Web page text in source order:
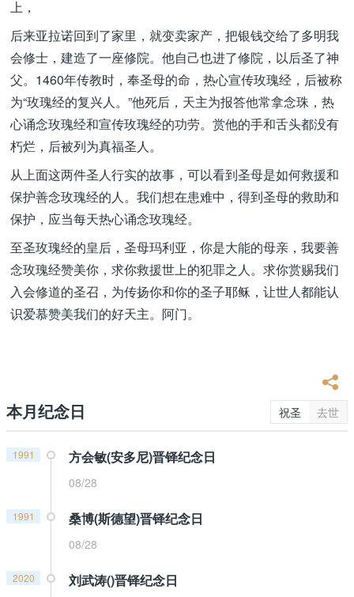
上，
后来亚拉诺回到了家里，就变卖家产，把银钱交给了多明我
会修士，建造了一座修院。他自己也进了修院，以后圣了神
父。1460年传教时，奉圣母的命，热心宣传玫瑰经，后被称
为“玫瑰经的复兴人。”他死后，天主为报答他常拿念珠，热
心诵念玫瑰经和宣传玫瑰经的功劳。赏他的手和舌头都没有
朽烂，后被列为真福圣人。
从上面这两件圣人行实的故事，可以看到圣母是如何救援和
保护善念玫瑰经的人。我们想在患难中，得到圣母的救助和
保护，应当每天热心诵念玫瑰经。
至圣玫瑰经的皇后，圣母玛利亚，你是大能的母亲，我要善
念玫瑰经赞美你，求你救援世上的犯罪之人。求你赏赐我们
入会修道的圣召，为传扬你和你的圣子耶稣，让世人都能认
识爱慕赞美我们的好天主。阿门。
本月纪念日 祝圣 去世
1991 方会敏(安多尼)晋铎纪念日
08/28
1991 桑博(斯德望)晋铎纪念日
08/28
2020 刘武涛()晋铎纪念日